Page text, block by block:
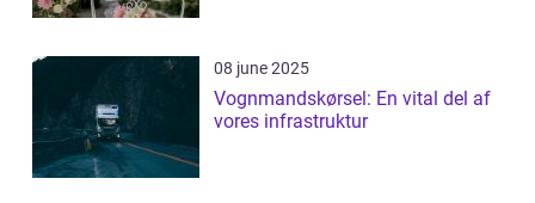
08 june 2025
Vognmandskørsel: En vital del af
vores infrastruktur